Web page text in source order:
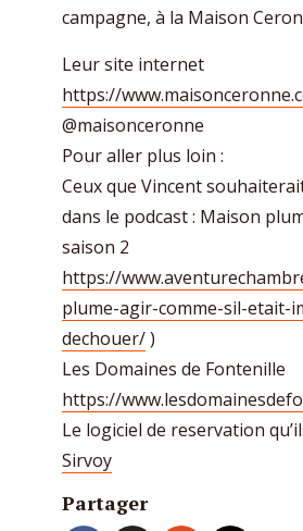
campagne, à la Maison
Leur site internet
https://
@maisonceronne
Pour aller plus loin :
Ceux que Vincent
dans le podcast : Maison
saison 2
https://
plume-agir-comme-sil-etait-
dechouer/)
Les Domaines de Fontenille
https://
Le logiciel de reservation
Sirvoy
Partager